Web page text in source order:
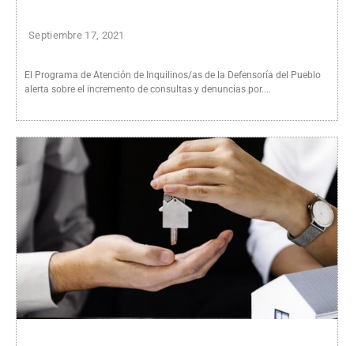
Septiembre 17, 2021
El Programa de Atención de Inquilinos/as de la Defensoría del Pueblo
alerta sobre el incremento de consultas y denuncias por....